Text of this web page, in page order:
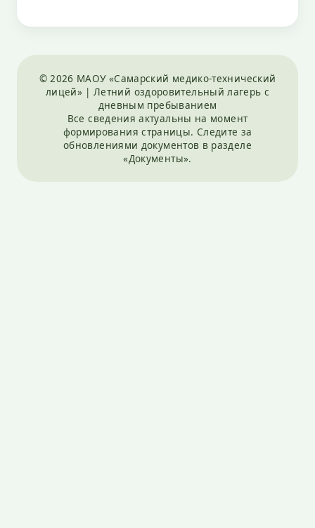
© 2026 МАОУ «Самарский медико-технический
лицей» | Летний оздоровительный лагерь с
дневным пребыванием
Все сведения актуальны на момент
формирования страницы. Следите за
обновлениями документов в разделе
«Документы».